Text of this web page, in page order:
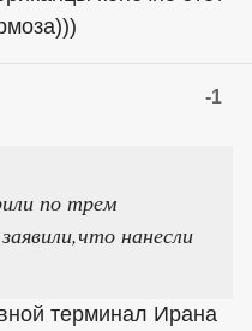
-1
по трем
нанесли
терминал Ирана